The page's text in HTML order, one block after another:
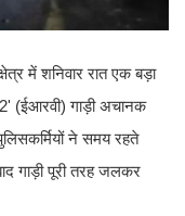
में शनिवार रात एक बड़ा
(ईआरवी) गाड़ी अचानक
ने समय रहते
गाड़ी पूरी तरह जलकर